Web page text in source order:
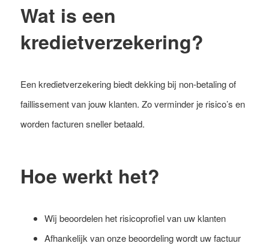
Wat is een
kredietverzekering?
Een kredietverzekering biedt dekking bij non-betaling of
faillissement van jouw klanten. Zo verminder je risico’s en
worden facturen sneller betaald.
Hoe werkt het?
Wij beoordelen het risicoprofiel van uw klanten
Afhankelijk van onze beoordeling wordt uw factuur